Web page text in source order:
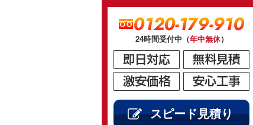
0120-179-910
24時間受付中（年中無休）
スピード見積り